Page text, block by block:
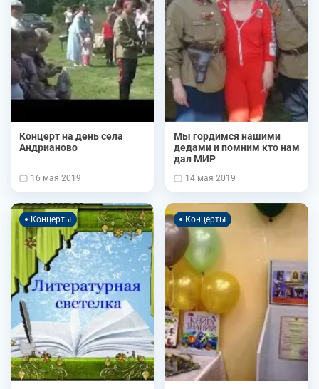
Концерт на день села
Андрианово
16 мая 2019
Мы гордимся нашими
дедами и помним кто нам
дал МИР
14 мая 2019
Концерты Концерты